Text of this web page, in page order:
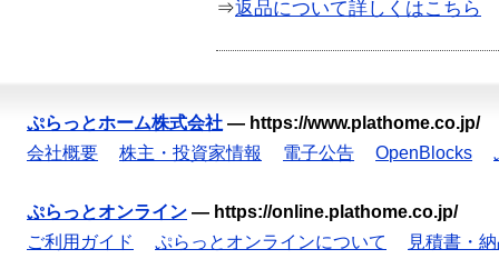
⇒返品について詳しくはこちら
ぷらっとホーム株式会社 — https://www.plathome.co.jp/
会社概要
株主・投資家情報 電子公告 OpenBlocks
ぷらっとオンライン — https://online.plathome.co.jp/
ご利用ガイド
ぷらっとオンラインについて
見積書・